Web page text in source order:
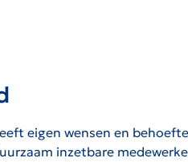
eigen wensen en
inzetbare